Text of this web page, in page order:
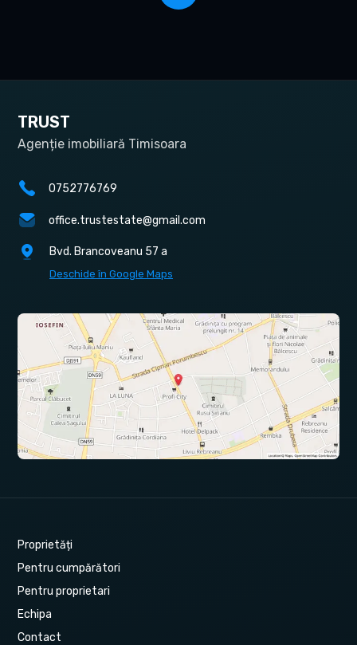
TRUST
Agenție imobiliară Timisoara
0752776769
office.trustestate@gmail.com
Bvd. Brancoveanu 57 a
Deschide în Google Maps
Proprietăți
Pentru cumpărători
Pentru proprietari
Echipa
Contact